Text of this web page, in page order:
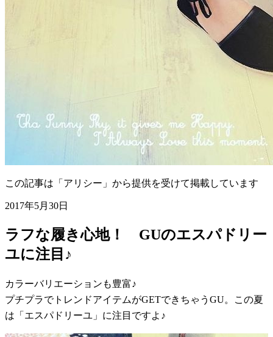
この記事は「アリシー」から提供を受けて掲載しています
2017年5月30日
ラフな履き心地！ GUのエスパドリー
ユに注目♪
カラーバリエーションも豊富♪
プチプラでトレンドアイテムがGETできちゃうGU。この夏
は「エスパドリーユ」に注目ですよ♪